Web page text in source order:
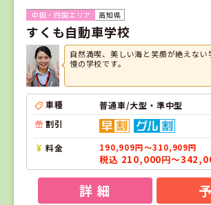
高知県
すくも自動車学校
自然満喫、美しい海と笑顔が絶えない
慢の学校です。
車種
普通車/大型・準中型
割引
料金 190,909円～310,909円
税込 210,000円～
詳 細